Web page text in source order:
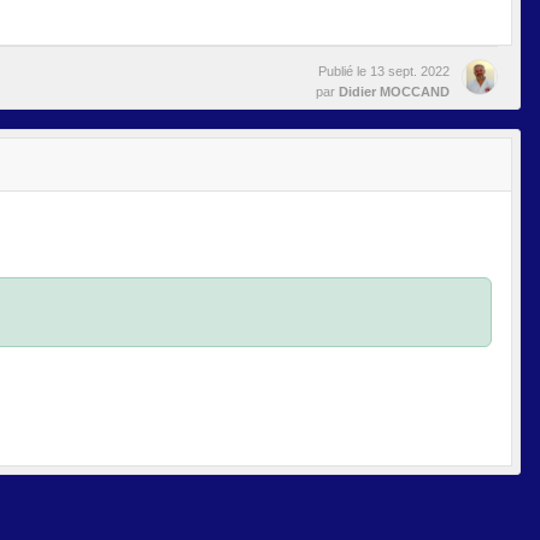
Publié le 13 sept. 2022
par Didier MOCCAND